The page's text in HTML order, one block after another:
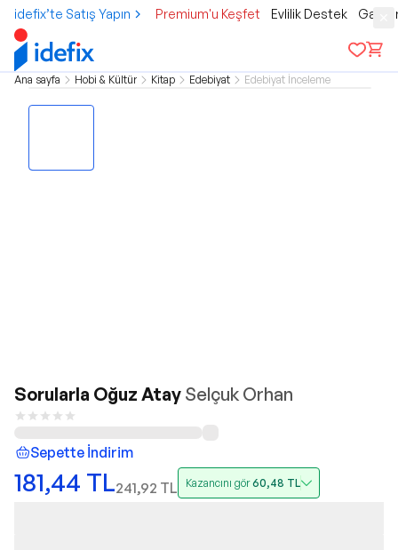
idefix’te Satış Yapın Premium'u Keşfet Evlilik Destek
Ana sayfa Hobi & Kültür Kitap Edebiyat Edebiyat İnceleme
Sorularla Oğuz Atay Selçuk Orhan
Sepette İndirim
181,44 TL241,92 TL Kazancını gör60,48 TL